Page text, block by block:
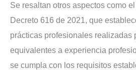
Se resaltan otros aspectos como
Decreto 616 de 2021, que
prácticas profesionales realizadas
equivalentes a experiencia
se cumpla con los requisitos